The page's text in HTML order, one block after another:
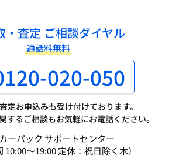
・査定 ご相談ダイヤル
通話料無料
020-050
定お申込みも受け付けております。
するご相談もお気軽にお電話ください。
ーパック サポートセンター
10:00～19:00 定休：祝日除く木）